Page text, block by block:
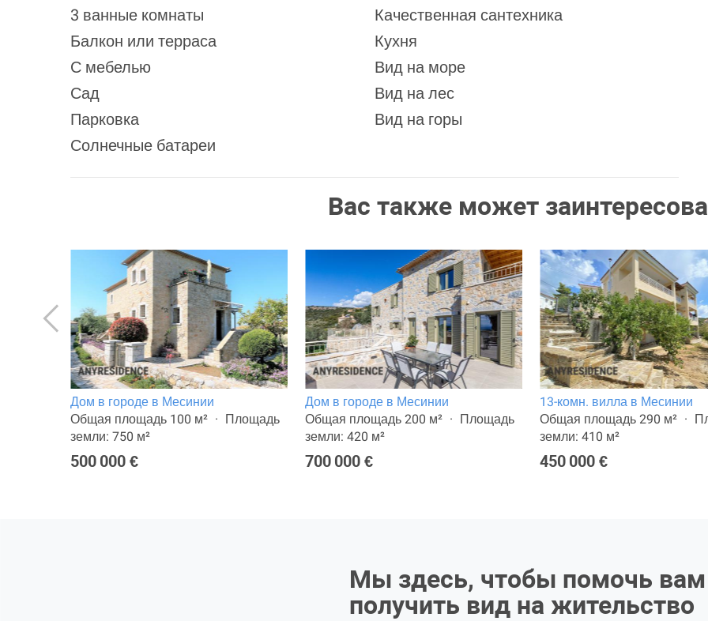
3 ванные комнаты
Балкон или терраса
С мебелью
Сад
Парковка
Солнечные батареи
Качественная сантехника
Кухня
Вид на море
Вид на лес
Вид на горы
Вас также может
Дом в городе в Месинии
Общая площадь 100 м²
Площадь
земли: 750 м²
500 000 €
Дом в городе в Месинии
Общая площадь 200 м²
Площадь
земли: 420 м²
700 000 €
13-комн. вилла в Месинии
Общая площадь 290 м²
земли: 410 м²
450 000 €
Мы здесь, чтобы помочь вам
получить вид на жительство